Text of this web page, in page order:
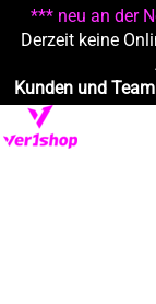
*** neu an der
Derzeit keine
Kunden und